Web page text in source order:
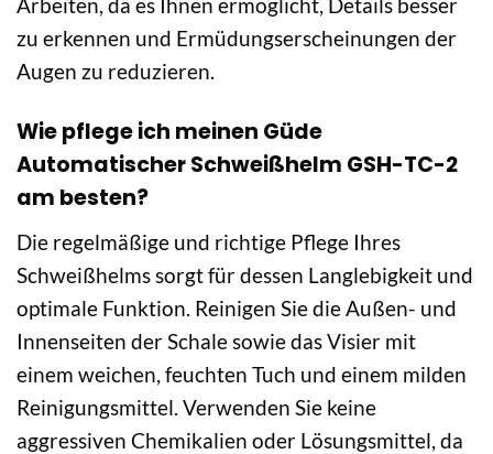
zu erkennen und Ermüdungserscheinungen der
Augen zu reduzieren.
Wie pflege ich meinen Güde
Automatischer Schweißhelm GSH-TC-2
am besten?
Die regelmäßige und richtige Pflege Ihres
Schweißhelms sorgt für dessen Langlebigkeit und
optimale Funktion. Reinigen Sie die Außen- und
Innenseiten der Schale sowie das Visier mit
einem weichen, feuchten Tuch und einem milden
Reinigungsmittel. Verwenden Sie keine
aggressiven Chemikalien oder Lösungsmittel, da